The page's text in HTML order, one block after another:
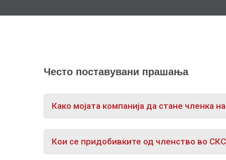
Често поставувани прашања
Како мојата компанија да стане членка
Кои се придобивките од членство во